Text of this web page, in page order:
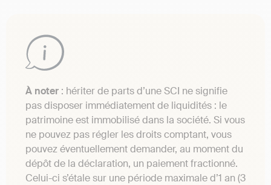
À noter : hériter de parts d’une SCI ne signifie
pas disposer immédiatement de liquidités : le
patrimoine est immobilisé dans la société. Si vous
ne pouvez pas régler les droits comptant, vous
pouvez éventuellement demander, au moment du
dépôt de la déclaration, un paiement fractionné.
Celui-ci s’étale sur une période maximale d’1 an (3